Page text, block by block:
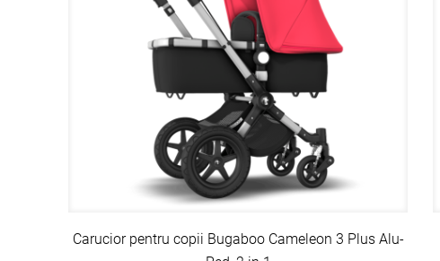
Carucior pentru copii Bugaboo Cameleon 3 Plus Alu-